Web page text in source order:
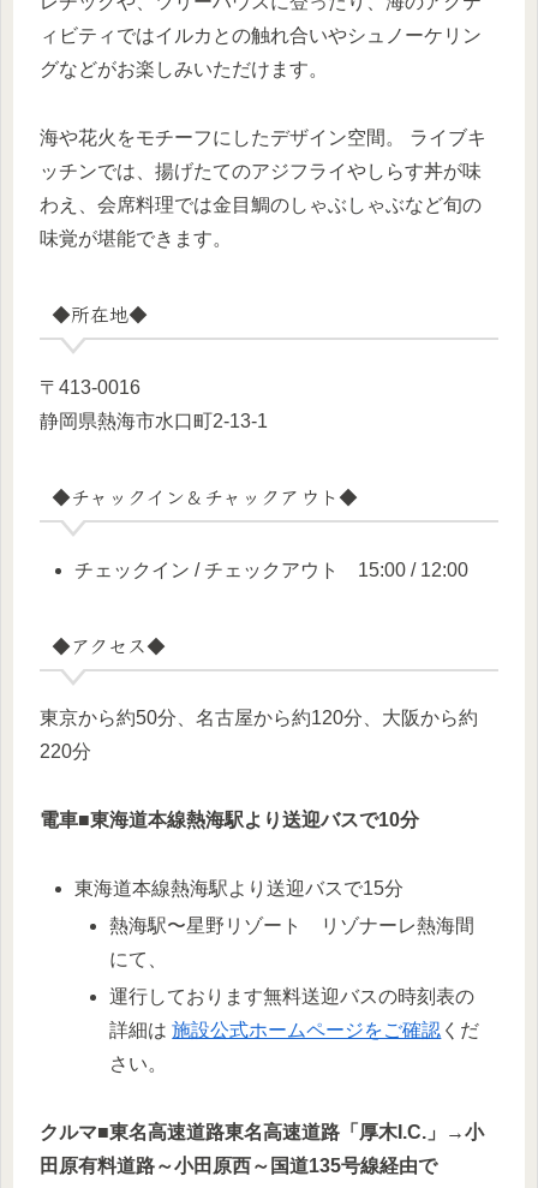
ィビティではイルカとの触れ合いやシュノーケリン
グなどがお楽しみいただけます。
海や花火をモチーフにしたデザイン空間。 ライブキ
ッチンでは、揚げたてのアジフライやしらす丼が味
わえ、会席料理では金目鯛のしゃぶしゃぶなど旬の
味覚が堪能できます。
◆所在地◆
〒413-0016
静岡県熱海市水口町2-13-1
◆チャックイン＆チャックアウト◆
チェックイン / チェックアウト 15:00 / 12:00
◆アクセス◆
東京から約50分、名古屋から約120分、大阪から約
220分
電車■東海道本線熱海駅より送迎バスで10分
東海道本線熱海駅より送迎バスで15分
熱海駅〜星野リゾート リゾナーレ熱海間
にて、
運行しております無料送迎バスの時刻表の
詳細は施設公式ホームページをご確認 くだ
さい。
クルマ■東名高速道路東名高速道路「厚木I.C.」→小
田原有料道路～小田原西～国道135号線経由で